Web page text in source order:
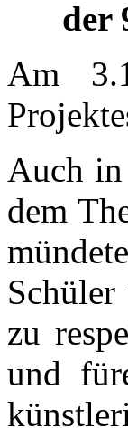
der
Am
Auch in
dem
zu
und